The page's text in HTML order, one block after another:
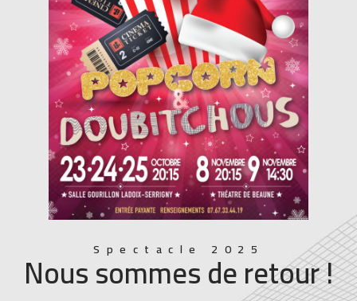
Spectacle 2025
Nous sommes de retour !